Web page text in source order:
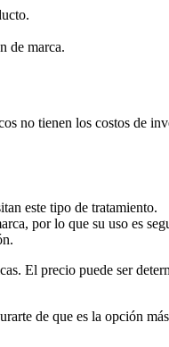
de marca.
no tienen los costos de
este tipo de tratamiento.
por lo que su uso es
El precio puede ser
de que es la opción